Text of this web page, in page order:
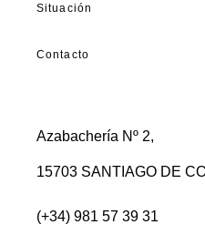
Situación
Contacto
Azabachería Nº 2,
15703 SANTIAGO DE
(+34) 981 57 39 31